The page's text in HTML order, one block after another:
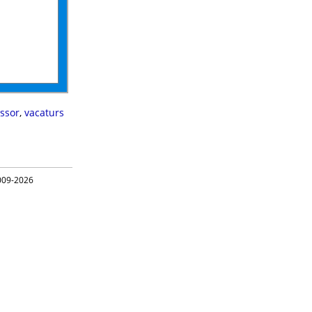
, vacaturs
2026